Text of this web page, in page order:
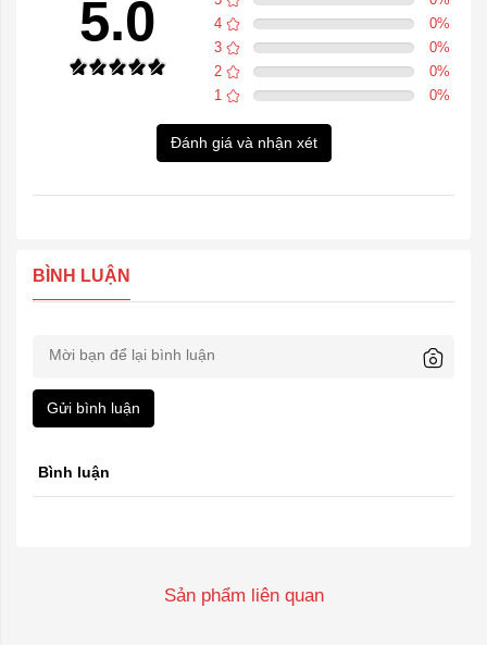
5.0
4
0%
3
0%
2
0%
1
0%
Đánh giá và nhận xét
BÌNH LUẬN
Gửi bình luận
Bình luận
Sản phẩm liên quan